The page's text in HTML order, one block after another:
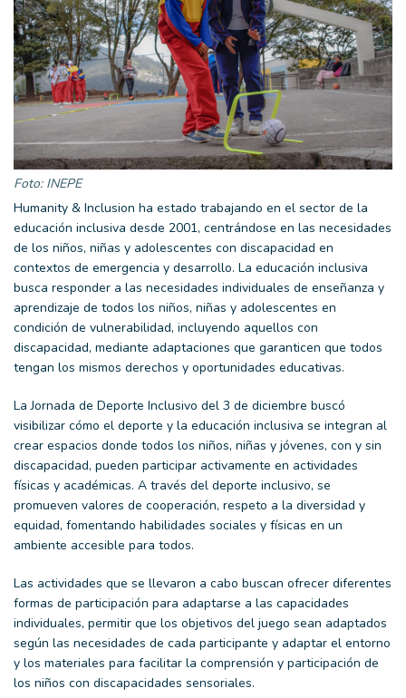
Foto: INEPE
Humanity & Inclusion ha estado trabajando en el sector de la
educación inclusiva desde 2001, centrándose en las necesidades
de los niños, niñas y adolescentes con discapacidad en
contextos de emergencia y desarrollo. La educación inclusiva
busca responder a las necesidades individuales de enseñanza y
aprendizaje de todos los niños, niñas y adolescentes en
condición de vulnerabilidad, incluyendo aquellos con
discapacidad, mediante adaptaciones que garanticen que todos
tengan los mismos derechos y oportunidades educativas.
La Jornada de Deporte Inclusivo del 3 de diciembre buscó
visibilizar cómo el deporte y la educación inclusiva se integran al
crear espacios donde todos los niños, niñas y jóvenes, con y sin
discapacidad, pueden participar activamente en actividades
físicas y académicas. A través del deporte inclusivo, se
promueven valores de cooperación, respeto a la diversidad y
equidad, fomentando habilidades sociales y físicas en un
ambiente accesible para todos.
Las actividades que se llevaron a cabo buscan ofrecer diferentes
formas de participación para adaptarse a las capacidades
individuales, permitir que los objetivos del juego sean adaptados
según las necesidades de cada participante y adaptar el entorno
y los materiales para facilitar la comprensión y participación de
los niños con discapacidades sensoriales.